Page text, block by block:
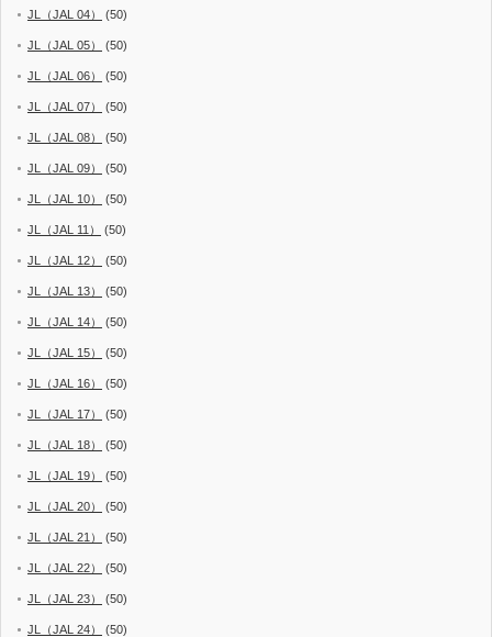
JL（JAL 04） (50)
JL（JAL 05） (50)
JL（JAL 06） (50)
JL（JAL 07） (50)
JL（JAL 08） (50)
JL（JAL 09） (50)
JL（JAL 10） (50)
JL（JAL 11） (50)
JL（JAL 12） (50)
JL（JAL 13） (50)
JL（JAL 14） (50)
JL（JAL 15） (50)
JL（JAL 16） (50)
JL（JAL 17） (50)
JL（JAL 18） (50)
JL（JAL 19） (50)
JL（JAL 20） (50)
JL（JAL 21） (50)
JL（JAL 22） (50)
JL（JAL 23） (50)
JL（JAL 24） (50)